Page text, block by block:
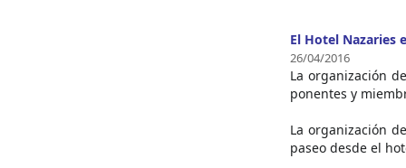
El Hotel Nazaries
26/04/2016
La organización
ponentes y
La organización
paseo desde el